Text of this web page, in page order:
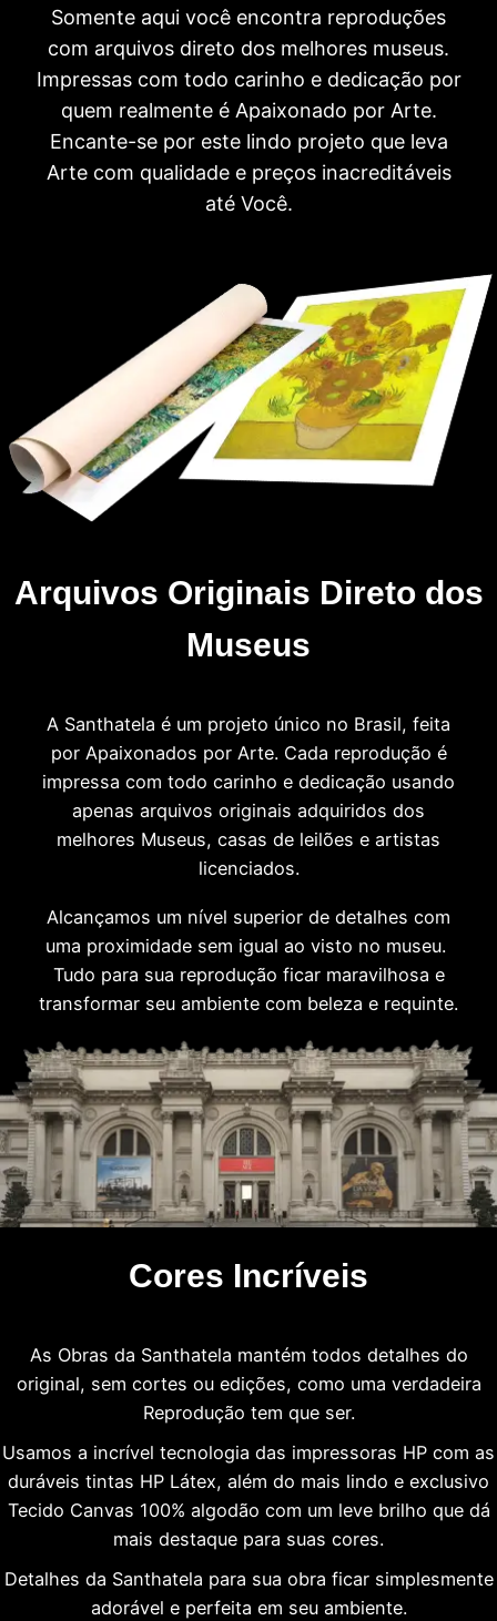
Somente aqui você encontra reproduções
com arquivos direto dos melhores museus.
Impressas com todo carinho e dedicação por
quem realmente é Apaixonado por Arte.
Encante-se por este lindo projeto que leva
Arte com qualidade e preços inacreditáveis
até Você.
Arquivos Originais Direto dos
Museus
A Santhatela é um projeto único no Brasil, feita
por Apaixonados por Arte. Cada reprodução é
impressa com todo carinho e dedicação usando
apenas arquivos originais adquiridos dos
melhores Museus, casas de leilões e artistas
licenciados.
Alcançamos um nível superior de detalhes com
uma proximidade sem igual ao visto no museu.
Tudo para sua reprodução ficar maravilhosa e
transformar seu ambiente com beleza e requinte.
Cores Incríveis
As Obras da Santhatela mantém todos detalhes do
original, sem cortes ou edições, como uma verdadeira
Reprodução tem que ser.
Usamos a incrível tecnologia das impressoras HP com as
duráveis tintas HP Látex, além do mais lindo e exclusivo
Tecido Canvas 100% algodão com um leve brilho que dá
mais destaque para suas cores.
Detalhes da Santhatela para sua obra ficar simplesmente
adorável e perfeita em seu ambiente.